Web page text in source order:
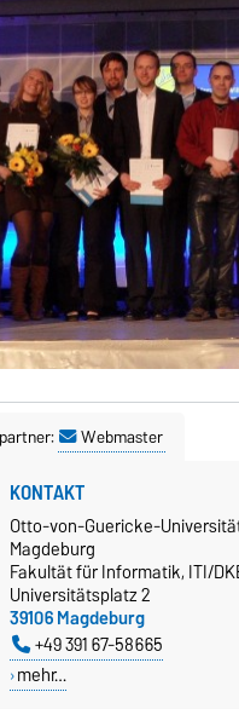
Webmaster
KONTAKT
Otto-von-Guericke-
Magdeburg
Fakultät für Informatik, ITI/
Universitätsplatz 2
39106 Magdeburg
+49 391 67-58665
mehr…